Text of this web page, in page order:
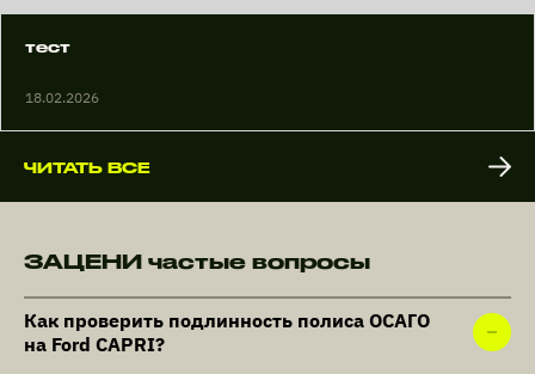
тест
18.02.2026
ЧИТАТЬ ВСЕ
ЗАЦЕНИ частые вопросы
Как проверить подлинность полиса ОСАГО
на Ford CAPRI?